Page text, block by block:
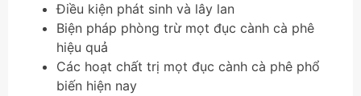
Điều kiện phát sinh và lây lan
Biện pháp phòng trừ mọt đục cành cà phê
hiệu quả
Các hoạt chất trị mọt đục cành cà phê phổ
biến hiện nay